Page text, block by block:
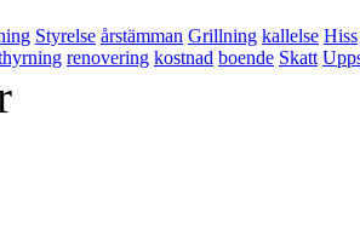
Styrelse årstämman Grillning kallelse Hiss
renovering kostnad boende Skatt